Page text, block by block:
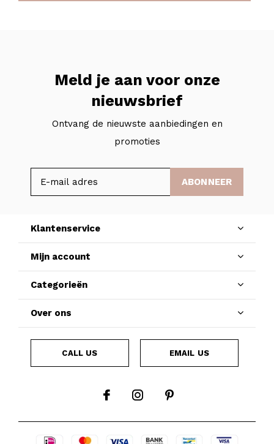
Meld je aan voor onze
nieuwsbrief
Ontvang de nieuwste aanbiedingen en
promoties
ABONNEER
Klantenservice
Mijn account
Categorieën
Over ons
CALL US EMAIL US